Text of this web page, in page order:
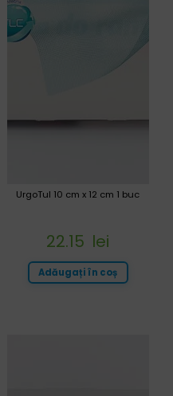
UrgoTul 10 cm x 12 cm 1 buc
22.15 lei
Adăugați în coș